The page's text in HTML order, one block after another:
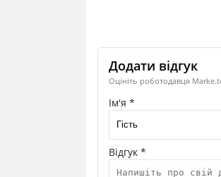
Додати відгук
Оцініть роботодавця
Ім'я *
Відгук *